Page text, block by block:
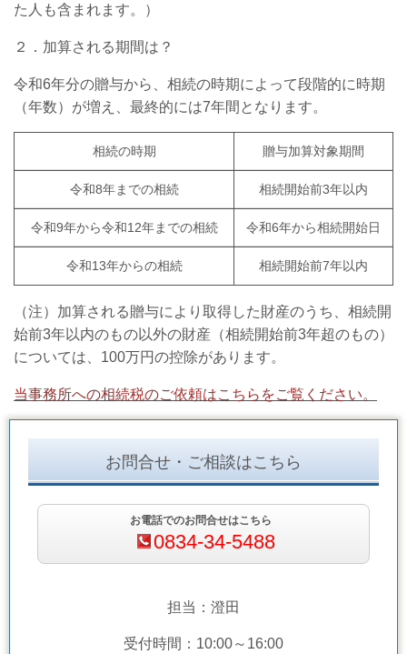
た人も含まれます。）
２．加算される期間は？
令和6年分の贈与から、相続の時期によって段階的に時期
（年数）が増え、最終的には7年間となります。
相続の時期 贈与加算対象期間
令和8年までの相続 相続開始前3年以内
令和9年から令和12年までの相続 令和6年から相続開始日
令和13年からの相続 相続開始前7年以内
（注）加算される贈与により取得した財産のうち、相続開
始前3年以内のもの以外の財産（相続開始前3年超のもの）
については、100万円の控除があります。
当事務所への相続税のご依頼はこちらをご覧ください。
お問合せ・ご相談はこちら
お電話でのお問合せはこちら
0834-34-5488
担当：澄田
受付時間：10:00～16:00